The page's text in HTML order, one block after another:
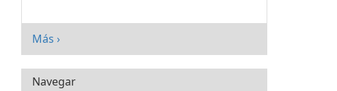
Más ›
Navegar